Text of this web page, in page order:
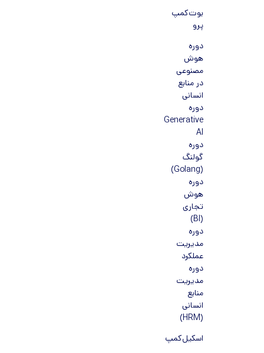
بوت‌کمپ
پرو
دوره
هوش
مصنوعی
در منابع
انسانی
دوره
Generative
AI
دوره
گولنگ
(Golang)
دوره
هوش
تجاری
(BI)
دوره
مدیریت
عملکرد
دوره
مدیریت
منابع
انسانی
(HRM)
اسکیل‌کمپ